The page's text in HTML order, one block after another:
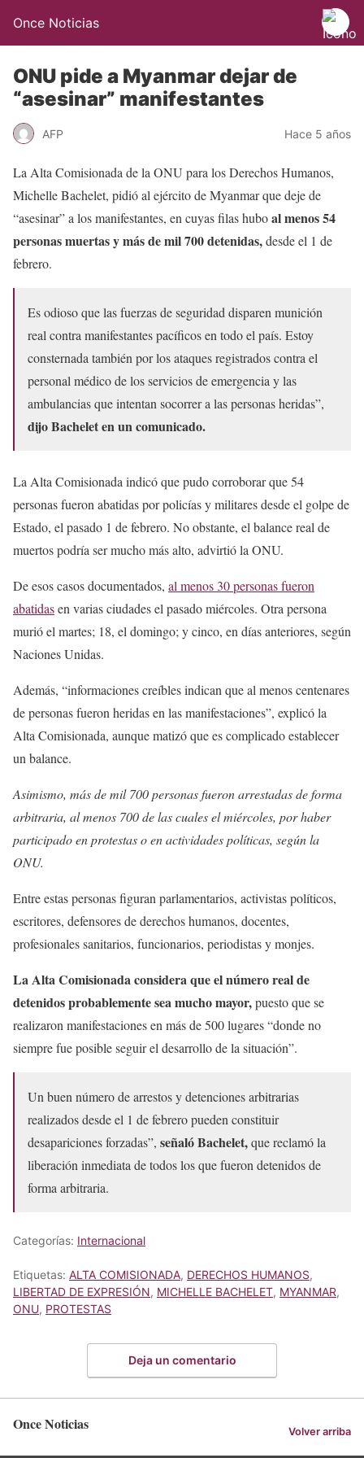
Once Noticias
ONU pide a Myanmar dejar de
“asesinar” manifestantes
AFP Hace 5 años
La Alta Comisionada de la ONU para los Derechos Humanos,
Michelle Bachelet, pidió al ejército de Myanmar que deje de
“asesinar” a los manifestantes, en cuyas filas huboal menos 54
personas muertas y más de mil 700 detenidas,desde el 1 de
febrero.
Es odioso que las fuerzas de seguridad disparen munición
real contra manifestantes pacíficos en todo el país. Estoy
consternada también por los ataques registrados contra el
personal médico de los servicios de emergencia y las
ambulancias que intentan socorrer a las personas heridas”,
dijo Bachelet en un comunicado.
La Alta Comisionada indicó que pudo corroborar que 54
personas fueron abatidas por policías y militares desde el golpe de
Estado, el pasado 1 de febrero. No obstante, el balance real de
muertos podría ser mucho más alto, advirtió la ONU.
De esos casos documentados, al menos 30 personas fueron
abatidasen varias ciudades el pasado miércoles. Otra persona
murió el martes; 18, el domingo; y cinco, en días anteriores, según
Naciones Unidas.
Además, “informaciones creíbles indican que al menos centenares
de personas fueron heridas en las manifestaciones”, explicó la
Alta Comisionada, aunque matizó que es complicado establecer
un balance.
Asimismo, más de mil 700 personas fueron arrestadas de forma
arbitraria, al menos 700 de las cuales el miércoles, por haber
participado en protestas o en actividades políticas, según la
ONU.
Entre estas personas figuran parlamentarios, activistas políticos,
escritores, defensores de derechos humanos, docentes,
profesionales sanitarios, funcionarios, periodistas y monjes.
La Alta Comisionada considera que el número real de
detenidos probablemente sea mucho mayor,puesto que se
realizaron manifestaciones en más de 500 lugares “donde no
siempre fue posible seguir el desarrollo de la situación”.
Un buen número de arrestos y detenciones arbitrarias
realizados desde el 1 de febrero pueden constituir
desapariciones forzadas”, señaló Bachelet,que reclamó la
liberación inmediata de todos los que fueron detenidos de
forma arbitraria.
Categorías: Internacional
Etiquetas: ALTA COMISIONADA, DERECHOS HUMANOS,
LIBERTAD DE EXPRESIÓN, MICHELLE BACHELET, MYANMAR,
ONU, PROTESTAS
Deja un comentario
Once Noticias Volver arriba